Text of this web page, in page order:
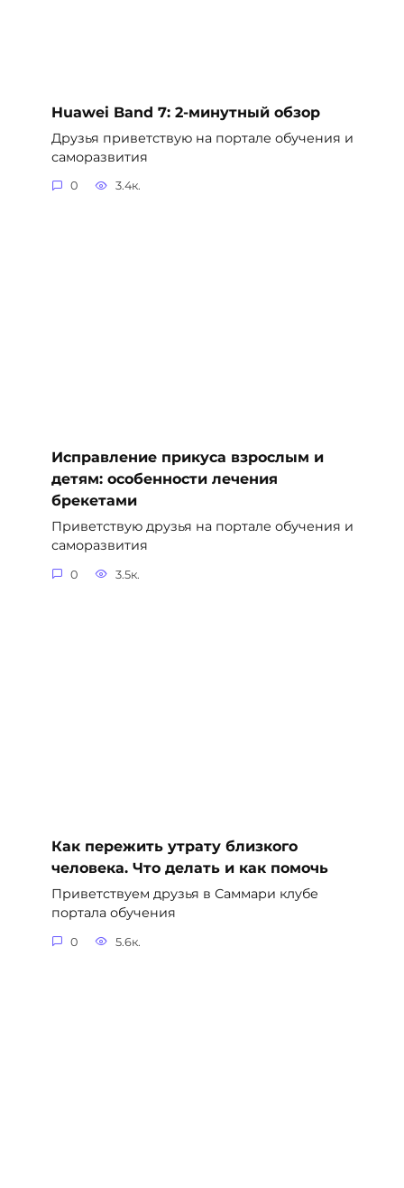
Huawei Band 7: 2-минутный обзор
Друзья приветствую на портале обучения и
саморазвития
0 3.4к.
Исправление прикуса взрослым и
детям: особенности лечения
брекетами
Приветствую друзья на портале обучения и
саморазвития
0 3.5к.
Как пережить утрату близкого
человека. Что делать и как помочь
Приветствуем друзья в Саммари клубе
портала обучения
0 5.6к.